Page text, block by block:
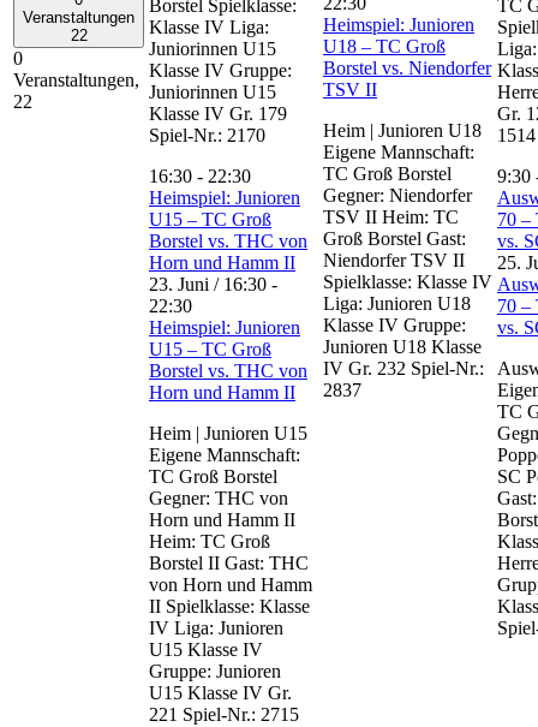
Veranstaltungen
22
0
Veranstaltungen,
22
Borstel Spielklasse:
Klasse IV Liga:
Juniorinnen U15
Klasse IV Gruppe:
Juniorinnen U15
Klasse IV Gr. 179
Spiel-Nr.: 2170
16:30 - 22:30
Heimspiel: Junioren
U15 – TC Groß
Borstel vs. THC von
Horn und Hamm II
23. Juni / 16:30 -
22:30
Heimspiel: Junioren
U15 – TC Groß
Borstel vs. THC von
Horn und Hamm II
Heim | Junioren U15
Eigene Mannschaft:
TC Groß Borstel
Gegner: THC von
Horn und Hamm II
Heim: TC Groß
Borstel II Gast: THC
von Horn und Hamm
II Spielklasse: Klasse
IV Liga: Junioren
U15 Klasse IV
Gruppe: Junioren
U15 Klasse IV Gr.
221 Spiel-Nr.: 2715
Heimspiel: Junioren
U18 – TC Groß
Borstel vs. Niendorfer
TSV II
Heim | Junioren U18
Eigene Mannschaft:
TC Groß Borstel
Gegner: Niendorfer
TSV II Heim: TC
Groß Borstel Gast:
Niendorfer TSV II
Spielklasse: Klasse IV
Liga: Junioren U18
Klasse IV Gruppe:
Junioren U18 Klasse
IV Gr. 232 Spiel-Nr.:
2837
TC
Gr.
1514
9:30
70 –
vs.
25.
70 –
vs.
TC
SC